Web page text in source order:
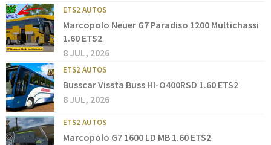
ETS2 AUTOS
Marcopolo Neuer G7 Paradiso 1200 Multichassi
1.60 ETS2
8 JUL, 2026
ETS2 AUTOS
Busscar Vissta Buss HI-O400RSD 1.60 ETS2
8 JUL, 2026
ETS2 AUTOS
Marcopolo G7 1600 LD MB 1.60 ETS2